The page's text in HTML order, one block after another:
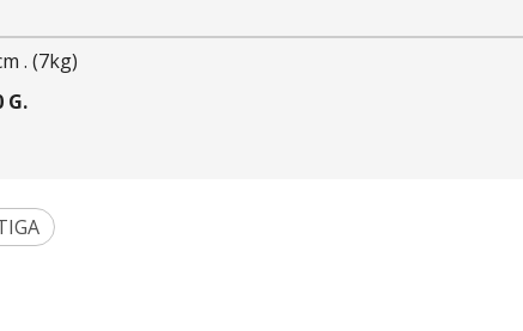
. (7kg)
G.